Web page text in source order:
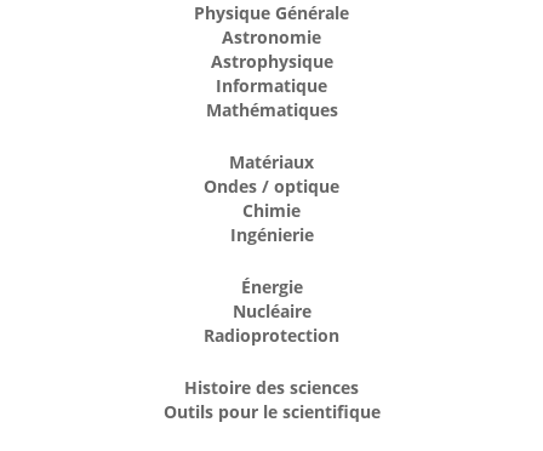
Physique Générale
Astronomie
Astrophysique
Informatique
Mathématiques
Matériaux
Ondes / optique
Chimie
Ingénierie
Énergie
Nucléaire
Radioprotection
Histoire des sciences
Outils pour le scientifique